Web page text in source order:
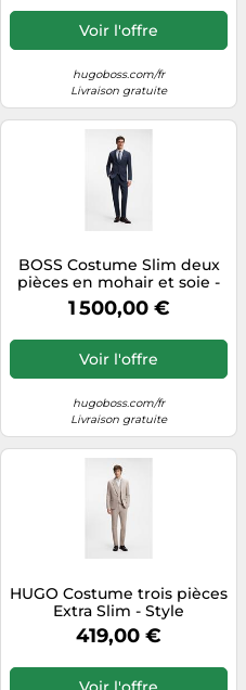
Voir l'offre
hugoboss.com/fr
Livraison gratuite
BOSS Costume Slim deux
pièces en mohair et soie -
Style L-Heston2PcsLP-
FP263, 50566396 Bleu 44
1 500,00 €
Voir l'offre
hugoboss.com/fr
Livraison gratuite
HUGO Costume trois pièces
Extra Slim - Style
Arti/Hesten242V1X,
50559671 Brun chiné 44
419,00 €